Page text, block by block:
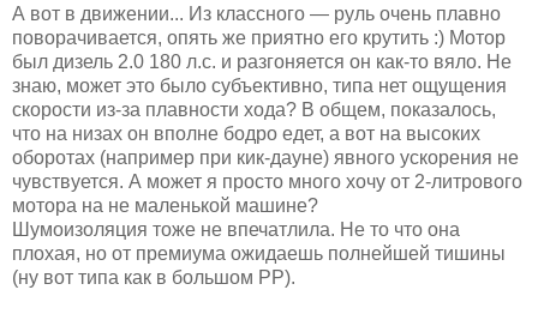
А вот в движении... Из классного — руль очень плавно
поворачивается, опять же приятно его крутить :) Мотор
был дизель 2.0 180 л.с. и разгоняется он как-то вяло. Не
знаю, может это было субъективно, типа нет ощущения
скорости из-за плавности хода? В общем, показалось,
что на низах он вполне бодро едет, а вот на высоких
оборотах (например при кик-дауне) явного ускорения не
чувствуется. А может я просто много хочу от 2-литрового
мотора на не маленькой машине?
Шумоизоляция тоже не впечатлила. Не то что она
плохая, но от премиума ожидаешь полнейшей тишины
(ну вот типа как в большом РР).